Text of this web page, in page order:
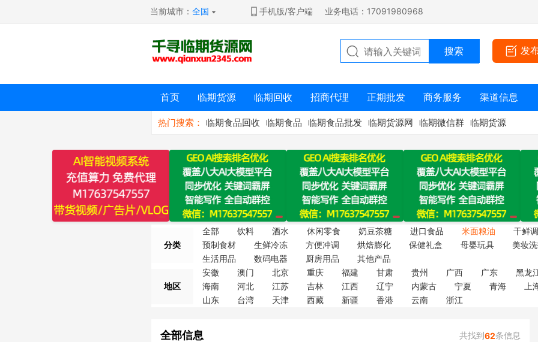
当前城市：全国 手机版/客户端 业务电话：17091980968
发
首页 临期货源 临期回收 招商代理 正期批发 商务服务 渠道信息
热门搜索： 临期食品回收 临期食品 临期食品批发 临期货源网 临期微信群 临期货源
分类
全部 饮料 酒水 休闲零食 奶豆茶糖 进口食品 米面粮油 干鲜
预制食材
生鲜冷冻 方便冲调 烘焙膨化 保健礼盒 母婴玩具 美妆
生活用品
数码电器 厨房用品 其他产品
地区
安徽 澳门 北京 重庆 福建 甘肃 贵州 广西 广东 黑龙
海南
河北 江苏 吉林 江西 辽宁 内蒙古 宁夏 青海 上
山东
台湾 天津 西藏 新疆 香港 云南 浙江
全部信息 共找到62条信息